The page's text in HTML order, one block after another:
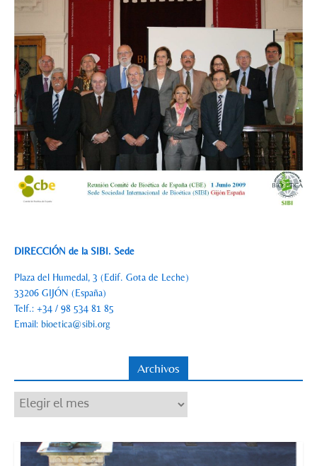
DIRECCIÓN de la SIBI. Sede
Plaza del Humedal, 3 (Edif. Gota de Leche)
33206 GIJÓN (España)
Telf.: +34 / 98 534 81 85
Email: bioetica@sibi.org
Archivos
Archivos